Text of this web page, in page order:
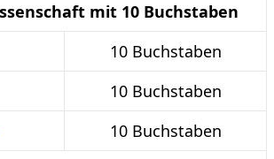
mit 10 Buchstaben
10 Buchstaben
10 Buchstaben
10 Buchstaben